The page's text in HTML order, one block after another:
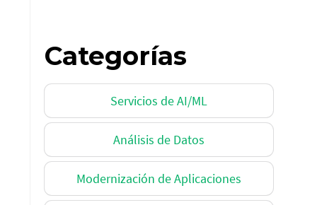
Categorías
Servicios de AI/ML
Análisis de Datos
Modernización de Aplicaciones